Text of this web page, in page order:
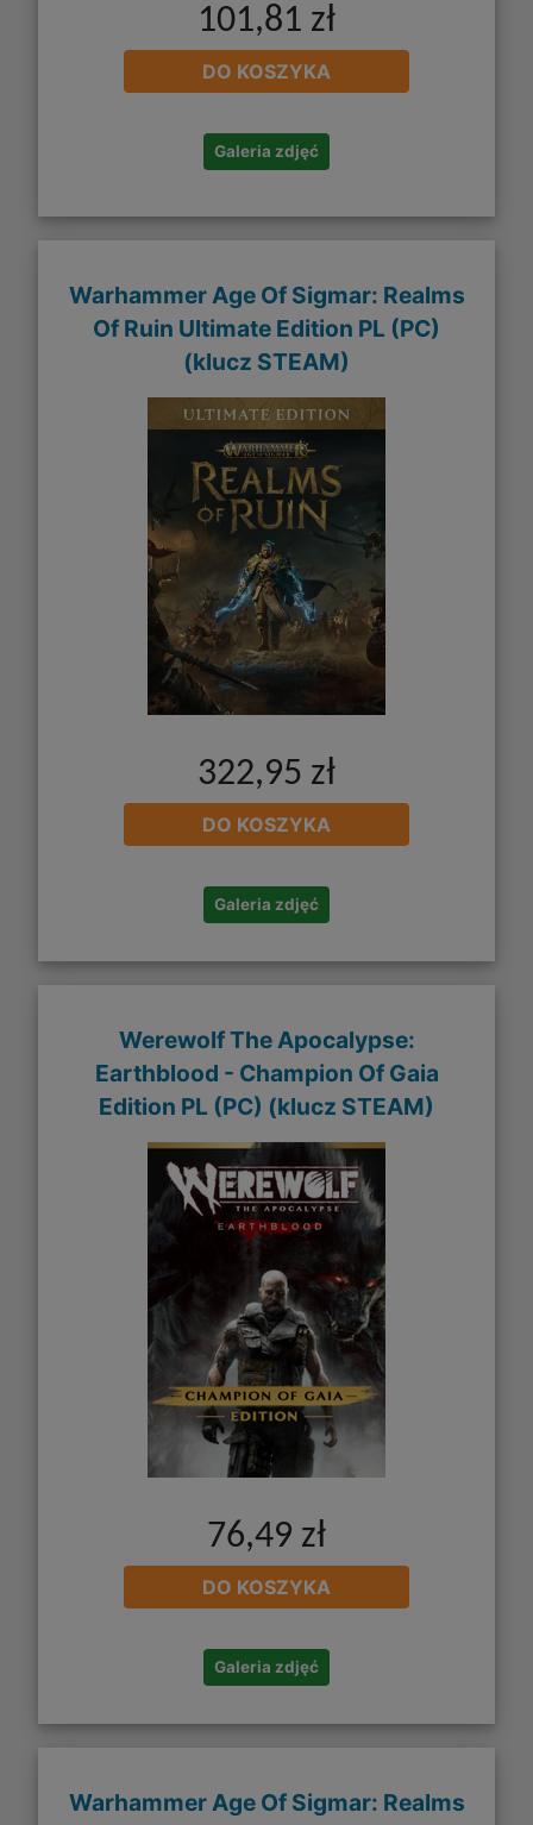
101,81 zł
DO KOSZYKA
Galeria zdjęć
Warhammer Age Of Sigmar: Realms
Of Ruin Ultimate Edition PL (PC)
(klucz STEAM)
322,95 zł
DO KOSZYKA
Galeria zdjęć
Werewolf The Apocalypse:
Earthblood - Champion Of Gaia
Edition PL (PC) (klucz STEAM)
76,49 zł
DO KOSZYKA
Galeria zdjęć
Warhammer Age Of Sigmar: Realms